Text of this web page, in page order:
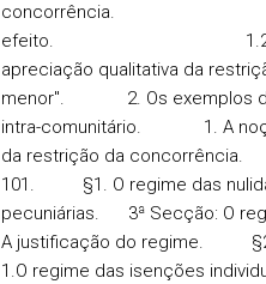
concorrência. 1.1.
efeito. 1.2. A
apreciação qualitativa da
menor". 2. Os exemplos
intra-comunitário. 1. A
da restrição da concorrência.
101. §1 . O regime das
pecuniárias. 3ª Secção: O
A justificação do regime.
1.O regime das